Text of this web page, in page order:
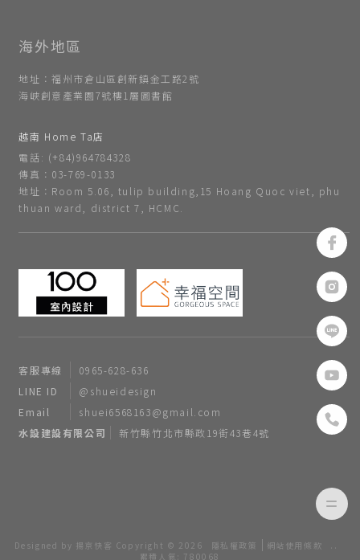
地址：福州市倉山區創新鎮金工路2號
海峽創意產業園7號樓1層圖書館
越南 Home Ta店
電話: (+84)964784328
傳真：03-769-0133
地址：Room 5.06, tulip building,15 Hoang Quoc viet, phu
thuan ward, district 7, HCMC.
客服專線
0965-628-636
LINE ID
@shueidesign
Email
shuei6568163@gmail.com
水設建設有限公司
新竹縣竹北市縣政19街43巷4號
Designed by 揚京快客 Copyright © 2026 隱私權政策 網站使用條款
累積人氣: 780068